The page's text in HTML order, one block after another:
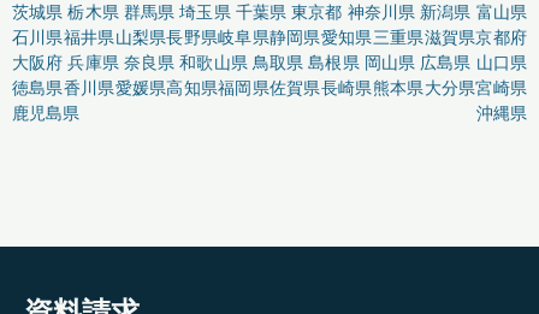
茨城県 栃木県 群馬県 埼玉県 千葉県 東京都 神奈川県 新潟県 富山県
石川県福井県山梨県長野県岐阜県静岡県愛知県三重県滋賀県京都府
大阪府 兵庫県 奈良県 和歌山県 鳥取県 島根県 岡山県 広島県 山口県
徳島県香川県愛媛県高知県福岡県佐賀県長崎県熊本県大分県宮崎県
鹿児島県
沖縄県